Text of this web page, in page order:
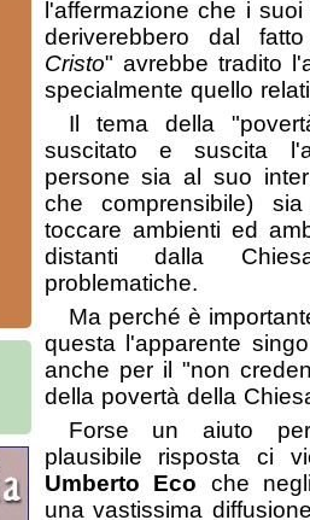
l'affermazione che i
deriverebbero dal
Cristo" avrebbe tradito
specialmente quello
Il tema della
suscitato e suscita
persone sia al suo
che comprensibile)
toccare ambienti ed
distanti dalla
problematiche.
Ma perché è
questa l'apparente
anche per il "non
della povertà della
Forse un aiuto
plausibile risposta ci
Umberto Eco che
una vastissima